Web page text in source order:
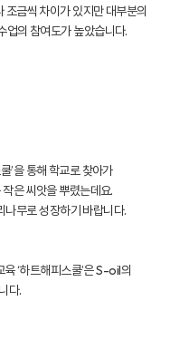
조금씩 차이가 있지만 대부분의
업의 참여도가 높았습니다.
’을 통해 학교로 찾아가
은 씨앗을 뿌렸는데요.
나무로 성장하기 바랍니다.
‘하트해피스쿨’은 S-oil의
다.